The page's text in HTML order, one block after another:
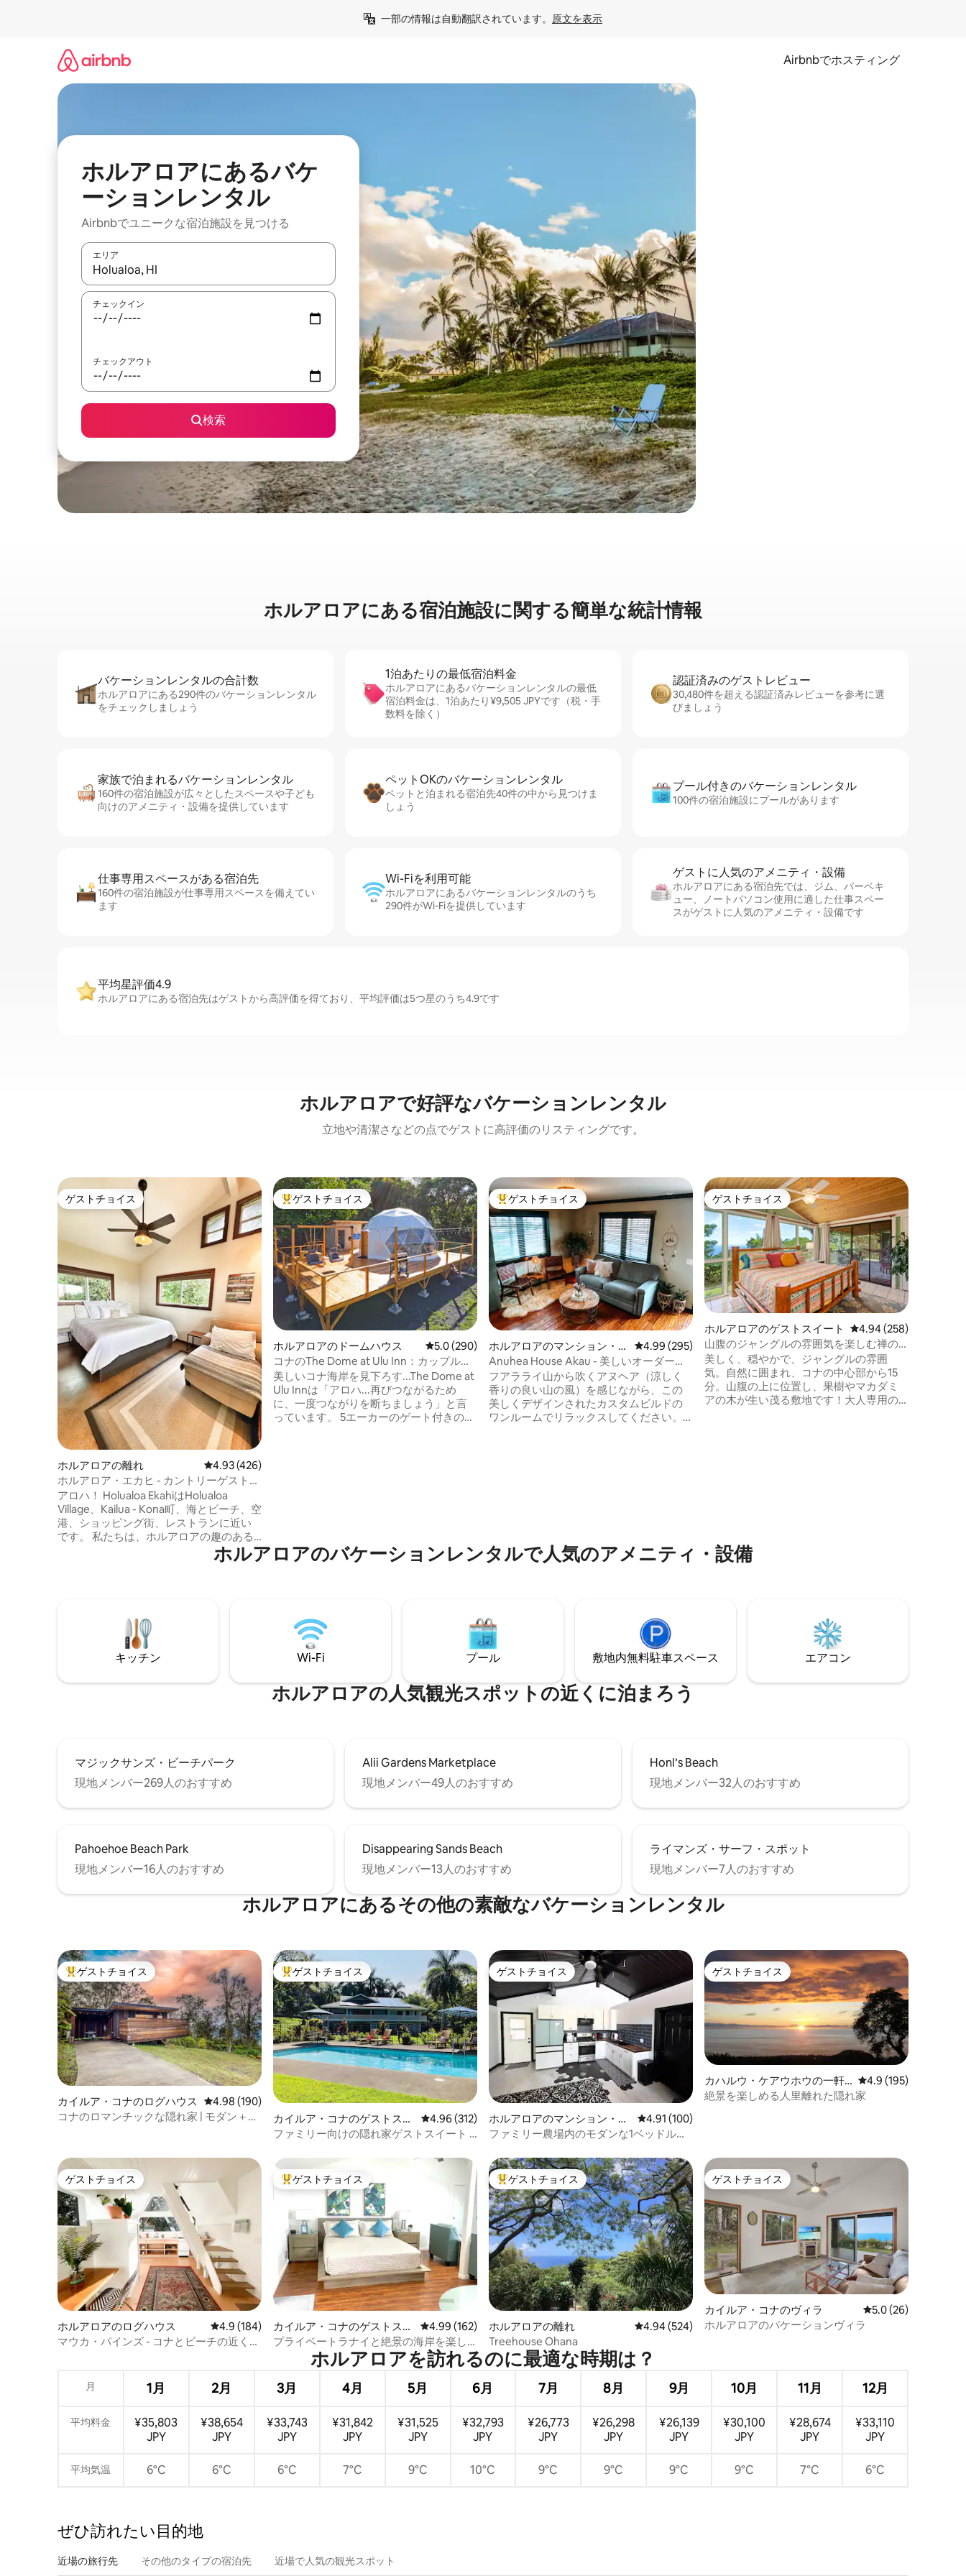
一部の情報は自動翻訳されています。 原文を表示
Airbnbでホスティング
ホルアロアにあるバケ
ーションレンタル
Airbnbでユニークな宿泊施設を見つける
エリア
検索結果が表示されたら、上下の矢印キーを使って移動するか、画面をタッチまたはスワイプして検索結果を確認することができます。
チェックイン
チェックアウト
検索
ホルアロアに⁠あ⁠る宿⁠泊⁠施⁠設⁠に関⁠す⁠る簡⁠単⁠な統⁠計⁠情⁠報
バケーションレ⁠ン⁠タ⁠ル⁠の合⁠計⁠数
ホルアロアにある290件のバケーションレンタル
をチェックしましょう
1泊あたりの最⁠低⁠宿⁠泊⁠料⁠金
ホルアロアにあるバケーションレンタルの最低
宿泊料金は、1泊あたり¥9,505 JPYです（税・手
数料を除く）
認証済みのゲ⁠ス⁠ト⁠レ⁠ビ⁠ュ⁠ー
30,480件を超える認証済みレビューを参考に選
びましょう
家族で泊まれるバ⁠ケ⁠ー⁠シ⁠ョ⁠ンレ⁠ン⁠タ⁠ル
160件の宿泊施設が広々としたスペースや子ども
向けのアメニティ・設備を提供しています
ペットOKのバ⁠ケ⁠ー⁠シ⁠ョ⁠ンレ⁠ン⁠タ⁠ル
ペットと泊まれる宿泊先40件の中から見つけま
しょう
プール付きのバ⁠ケ⁠ー⁠シ⁠ョ⁠ンレ⁠ン⁠タ⁠ル
100件の宿泊施設にプールがあります
仕事専用ス⁠ペ⁠ー⁠スがあ⁠る宿⁠泊⁠先
160件の宿泊施設が仕事専用スペースを備えてい
ます
Wi-Fiを利⁠用⁠可⁠能
ホルアロアにあるバケーションレンタルのうち
290件がWi-Fiを提供しています
ゲストに人⁠気⁠のア⁠メ⁠ニ⁠テ⁠ィ・設⁠備
ホルアロアにある宿泊先では、ジム、バーベキ
ュー、ノートパソコン使用に適した仕事スペー
スがゲストに人気のアメニティ・設備です
平均星評価4.9
ホルアロアにある宿泊先はゲストから高評価を得ており、平均評価は5つ星のうち4.9です
ホルアロアで好評なバケーションレンタル
立地や清潔さなどの点でゲストに高評価のリスティングです。
ゲストチョイス
ゲストチョイス
ホルアロアの離れ レビュー426件、5つ星中4.93つ星の平均評価
4.93 (426)
ホルアロア・エカヒ - カントリーゲストハ
ウス（税込）
アロハ！ Holualoa EkahiはHolualoa
Village、Kailua - Kona町、海とビーチ、空
港、ショッピング街、レストランに近い
です。 私たちは、ホルアロアの趣のある
クールで田舎の雰囲気が大好きです。 快
適なキングサイズベッドと家具、広々と
ィ・設備を備えた居心地の良い家です。
シングルやカップルに最適で、3人目のゲ
ストのためのソファスリーパーがありま
す。 Holualoa Ekahiの島の魅力を体験しま
しょう。
大好評のゲストチョイスです。
ゲストチョイス
ホルアロアのドームハウス レビュー290件、5つ星中5.0つ星の平均評価
5.0 (290)
コナのThe Dome at Ulu Inn：カップル向
けの豪華なリトリート
美しいコナ海岸を見下ろす...The Dome at
Ulu Innは「アロハ...再びつながるため
に、一度つながりを断ちましょう」と言
っています。 5エーカーのゲート付きの敷
いができます。
大好評のゲストチョイスです。
ゲストチョイス
ホルアロアのマンション・ア
パート
レビュー295件、5つ星中4.99つ星の平均評価
4.99 (295)
Anuhea House Akau - 美しいオーダーメ
イドのワンルーム
フアラライ山から吹くアヌヘア（涼しく
香りの良い山の風）を感じながら、この
美しくデザインされたカスタムビルドの
ワンルームでリラックスしてください。
@anuheahouseでフォローしてくださ
い！
ゲストチョイス
ゲストチョイス
ホルアロアのゲストスイート レビュー258件、5つ星
4.94 (258)
山腹のジャングルの雰囲気を楽しむ禅の
聖域
美しく、穏やかで、ジャングルの雰囲
気。自然に囲まれ、コナの中心部から15
分。山腹の上に位置し、果樹やマカダミ
アの木が生い茂る敷地です！大人専用の
ホルアロアのバケーションレンタルで人気のアメニティ・設備
キッチン Wi-Fi プール 敷地内無料駐⁠車ス⁠ペ⁠ー⁠ス エアコン
ホルアロアの人気観光スポットの近くに泊まろう
マジックサンズ・ビーチパーク
現地メンバー269人のおすすめ
Alii Gardens Marketplace
現地メンバー49人のおすすめ
Honl’s Beach
現地メンバー32人のおすすめ
Pahoehoe Beach Park
現地メンバー16人のおすすめ
Disappearing Sands Beach
現地メンバー13人のおすすめ
ライマンズ・サーフ・スポット
現地メンバー7人のおすすめ
ホルアロアにあるその他の素敵なバケーションレンタル
大好評のゲストチョイスです。
ゲストチョイス
カイルア・コナのログハウス レビュー190件、5つ星中4.98つ星の平均評価
4.98 (190)
コナのロマンチックな隠れ家 | モダン＋専
大好評のゲストチョイスです。
ゲストチョイス
カイルア・コナのゲストスイ
ート
レビュー312件、5つ星中4.96つ星の平均評価
4.96 (312)
ファミリー向けの隠れ家ゲストスイート -
ゲストチョイス
ゲストチョイス
ホルアロアのマンション・ア
パート
レビュー100件、5つ星中4.91つ星の平均評価
4.91 (100)
ファミリー農場内のモダンな1ベッドルー
ゲストチョイス
ゲストチョイス
カハルウ・ケアウホウの一軒
家
レビュー195件、5つ
4.9 (195)
絶景を楽しめる人里離れた隠れ家
ゲストチョイス
ゲストチョイス
ホルアロアのログハウス レビュー184件、5つ星中4.9つ星の平均評価
4.9 (184)
マウカ・パインズ - コナとビーチの近くに
大好評のゲストチョイスです。
ゲストチョイス
カイルア・コナのゲストスイ
ート
レビュー162件、5つ星中4.99つ星の平均評価
4.99 (162)
プライベートラナイと絶景の海岸を楽し
めるワンルーム
大好評のゲストチョイスです。
ゲストチョイス
ホルアロアの離れ レビュー524件、5つ星中4.94つ星の平均評価
4.94 (524)
Treehouse Ohana
ゲストチョイス
ゲストチョイス
カイルア・コナのヴィラ レビュー26件、5つ
5.0 (26)
ホルアロアのバケーションヴィラ
ホルアロアを訪⁠れ⁠るの⁠に最⁠適⁠な時⁠期⁠は⁠？
月 1月 2月 3月 4月 5月 6月 7月 8月 9月 10月 11月 12月
平均料金
¥35,803
JPY
¥38,654
JPY
¥33,743
JPY
¥31,842
JPY
¥31,525
JPY
¥32,793
JPY
¥26,773
JPY
¥26,298
JPY
¥26,139
JPY
¥30,100
JPY
¥28,674
JPY
¥33,110
JPY
平均気温 6°C 6°C 6°C 7°C 9°C 10°C 9°C 9°C 9°C 9°C 7°C 6°C
ぜひ訪⁠れ⁠た⁠い目⁠的⁠地
近場の旅行先 その他のタ⁠イ⁠プ⁠の宿⁠泊⁠先 近場で人気の観光スポット